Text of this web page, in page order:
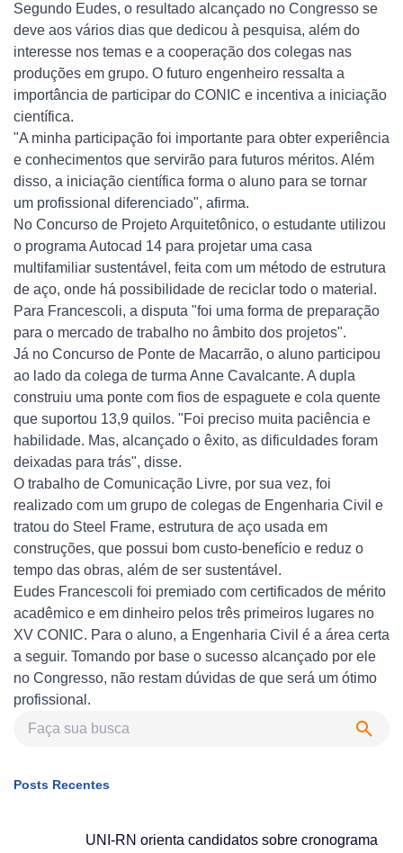
Segundo Eudes, o resultado alcançado no Congresso se
deve aos vários dias que dedicou à pesquisa, além do
interesse nos temas e a cooperação dos colegas nas
produções em grupo. O futuro engenheiro ressalta a
importância de participar do CONIC e incentiva a iniciação
científica.
"A minha participação foi importante para obter experiência
e conhecimentos que servirão para futuros méritos. Além
disso, a iniciação científica forma o aluno para se tornar
um profissional diferenciado", afirma.
No Concurso de Projeto Arquitetônico, o estudante utilizou
o programa Autocad 14 para projetar uma casa
multifamiliar sustentável, feita com um método de estrutura
de aço, onde há possibilidade de reciclar todo o material.
Para Francescoli, a disputa "foi uma forma de preparação
para o mercado de trabalho no âmbito dos projetos".
Já no Concurso de Ponte de Macarrão, o aluno participou
ao lado da colega de turma Anne Cavalcante. A dupla
construiu uma ponte com fios de espaguete e cola quente
que suportou 13,9 quilos. "Foi preciso muita paciência e
habilidade. Mas, alcançado o êxito, as dificuldades foram
deixadas para trás", disse.
O trabalho de Comunicação Livre, por sua vez, foi
realizado com um grupo de colegas de Engenharia Civil e
tratou do Steel Frame, estrutura de aço usada em
construções, que possui bom custo-benefício e reduz o
tempo das obras, além de ser sustentável.
Eudes Francescoli foi premiado com certificados de mérito
acadêmico e em dinheiro pelos três primeiros lugares no
XV CONIC. Para o aluno, a Engenharia Civil é a área certa
a seguir. Tomando por base o sucesso alcançado por ele
no Congresso, não restam dúvidas de que será um ótimo
profissional.
Posts Recentes
UNI-RN orienta candidatos sobre cronograma